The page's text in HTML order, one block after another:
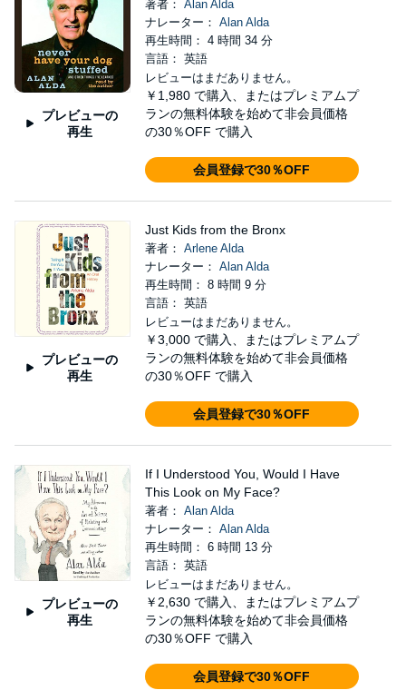
プレビューの
再生
著者： Alan Alda
ナレーター： Alan Alda
再生時間： 4 時間 34 分
言語： 英語
レビューはまだありません。
￥1,980 で購入、またはプレミアムプ
ランの無料体験を始めて非会員価格
の30％OFF で購入
会員登録で30％OFF
プレビューの
再生
Just Kids from the Bronx
著者： Arlene Alda
ナレーター： Alan Alda
再生時間： 8 時間 9 分
言語： 英語
レビューはまだありません。
￥3,000 で購入、またはプレミアムプ
ランの無料体験を始めて非会員価格
の30％OFF で購入
会員登録で30％OFF
プレビューの
再生
If I Understood You, Would I Have
This Look on My Face?
著者： Alan Alda
ナレーター： Alan Alda
再生時間： 6 時間 13 分
言語： 英語
レビューはまだありません。
￥2,630 で購入、またはプレミアムプ
ランの無料体験を始めて非会員価格
の30％OFF で購入
会員登録で30％OFF